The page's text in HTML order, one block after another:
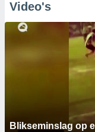
Video's
Blikseminslag op